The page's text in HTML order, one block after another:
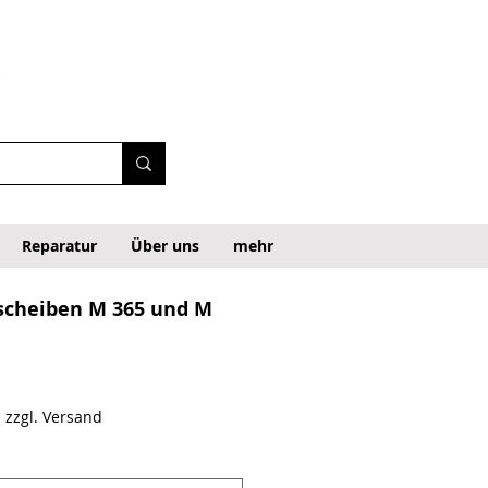
Reparatur Über uns mehr
M 365 und M
de oferta
zzgl. Versand